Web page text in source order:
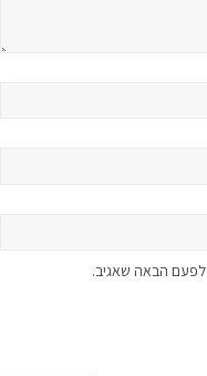
הבאה שאגיב.